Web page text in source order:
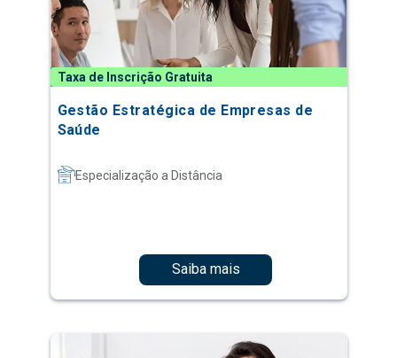
Taxa de Inscrição Gratuita
Gestão Estratégica de Empresas de
Saúde
Especialização a Distância
Saiba mais